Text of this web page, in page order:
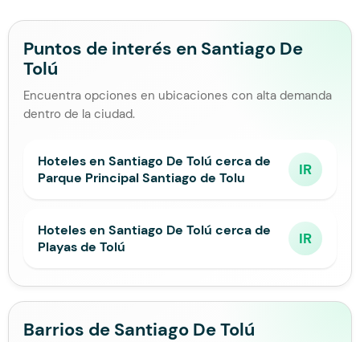
Puntos de interés en Santiago De
Tolú
Encuentra opciones en ubicaciones con alta demanda
dentro de la ciudad.
Hoteles en Santiago De Tolú cerca de
Parque Principal Santiago de Tolu
IR
Hoteles en Santiago De Tolú cerca de
Playas de Tolú
IR
Barrios de Santiago De Tolú